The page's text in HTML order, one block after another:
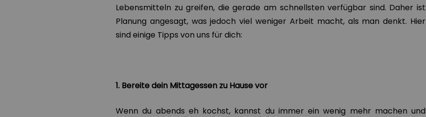
Lebensmitteln zu greifen, die gerade am schnellsten verfügbar sind. Daher ist
Planung angesagt, was jedoch viel weniger Arbeit macht, als man denkt. Hier
sind einige Tipps von uns für dich:
1. Bereite dein Mittagessen zu Hause vor
Wenn du abends eh kochst, kannst du immer ein wenig mehr machen und